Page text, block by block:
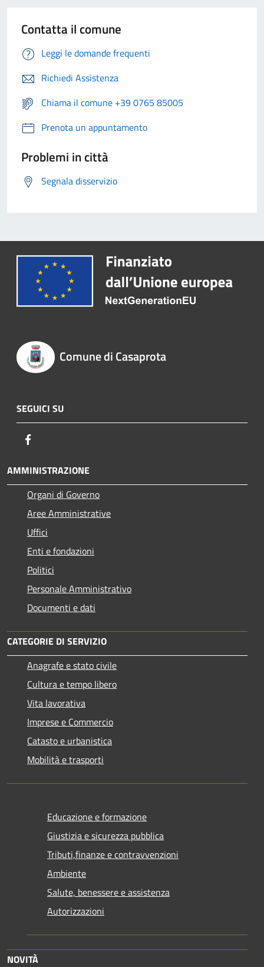
Contatta il comune
Leggi le domande frequenti
Richiedi Assistenza
Chiama il comune +39 0765 85005
Prenota un appuntamento
Problemi in città
Segnala disservizio
Comune di Casaprota
SEGUICI SU
AMMINISTRAZIONE
Organi di Governo
Aree Amministrative
Uffici
Enti e fondazioni
Politici
Personale Amministrativo
Documenti e dati
CATEGORIE DI SERVIZIO
Anagrafe e stato civile
Cultura e tempo libero
Vita lavorativa
Imprese e Commercio
Catasto e urbanistica
Mobilità e trasporti
Educazione e formazione
Giustizia e sicurezza pubblica
Tributi,finanze e contravvenzioni
Ambiente
Salute, benessere e assistenza
Autorizzazioni
NOVITÀ